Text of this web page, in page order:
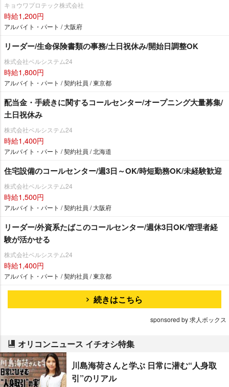
キョウワプロテック株式会社
時給1,200円
アルバイト・パート / 大阪府
リーダー/生命保険書類の事務/土日祝休み/開始日調整OK
株式会社ベルシステム24
時給1,800円
アルバイト・パート / 契約社員 / 東京都
配当金・手続きに関するコールセンター/オープニング大量募集/
土日祝休み
株式会社ベルシステム24
時給1,400円
アルバイト・パート / 契約社員 / 北海道
住宅設備のコールセンター/週3日～OK/時短勤務OK/未経験歓迎
株式会社ベルシステム24
時給1,500円
アルバイト・パート / 契約社員 / 大阪府
リーダー/外資系たばこのコールセンター/週休3日OK/管理者経
験が活かせる
株式会社ベルシステム24
時給1,400円
アルバイト・パート / 契約社員 / 東京都
続きはこちら
sponsored by 求人ボックス
オリコンニュース イチオシ特集
川島海荷さんと学ぶ 日常に潜む“人身取
引”のリアル